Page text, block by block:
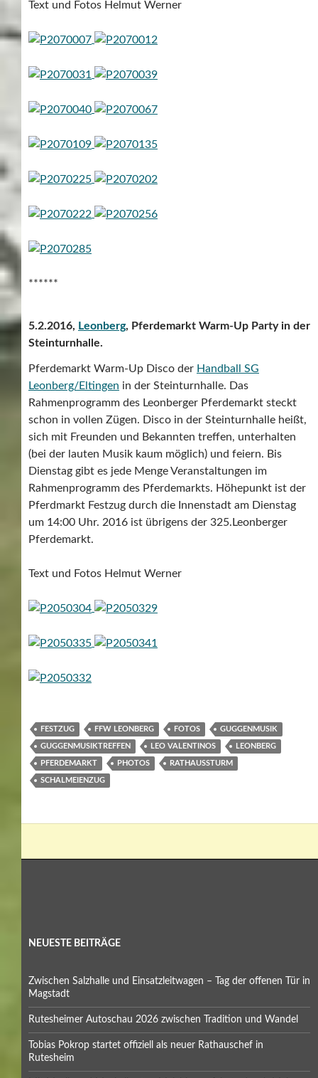
Text und Fotos Helmut Werner
******
5.2.2016, Leonberg, Pferdemarkt Warm-Up Party in der
Steinturnhalle.
Pferdemarkt Warm-Up Disco der Handball SG
Leonberg/Eltingen in der Steinturnhalle. Das
Rahmenprogramm des Leonberger Pferdemarkt steckt
schon in vollen Zügen. Disco in der Steinturnhalle heißt,
sich mit Freunden und Bekannten treffen, unterhalten
(bei der lauten Musik kaum möglich) und feiern. Bis
Dienstag gibt es jede Menge Veranstaltungen im
Rahmenprogramm des Pferdemarkts. Höhepunkt ist der
Pferdmarkt Festzug durch die Innenstadt am Dienstag
um 14:00 Uhr. 2016 ist übrigens der 325.Leonberger
Pferdemarkt.
Text und Fotos Helmut Werner
FESTZUG FFW LEONBERG FOTOS GUGGENMUSIK
GUGGENMUSIKTREFFEN LEO VALENTINOS LEONBERG
PFERDEMARKT PHOTOS RATHAUSSTURM
SCHALMEIENZUG
NEUESTE BEITRÄGE
Zwischen Salzhalle und Einsatzleitwagen – Tag der offenen Tür in
Magstadt
Rutesheimer Autoschau 2026 zwischen Tradition und Wandel
Tobias Pokrop startet offiziell als neuer Rathauschef in
Rutesheim